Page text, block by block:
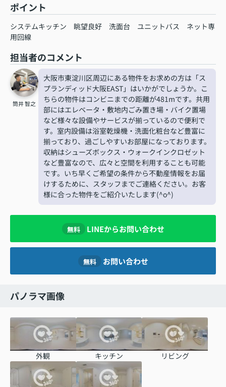
ポイント
システムキッチン 眺望良好 洗面台 ユニットバス
ネット専
用回線
担当者のコメント
筒井 智之
大阪市東淀川区周辺にある物件をお求めの方は「ス
プランディッド大阪EAST」はいかがでしょうか。こ
ちらの物件はコンビニまでの距離が481mです。共用
部にはエレベータ・敷地内ごみ置き場・バイク置場
など様々な設備やサービスが揃っているので便利で
す。室内設備は浴室乾燥機・洗面化粧台など豊富に
揃っており、過ごしやすいお部屋になっております。
収納はシューズボックス・ウォークインクロゼット
など豊富なので、広々と空間を利用することも可能
です。いち早くご希望の条件から不動産情報をお届
けするために、スタッフまでご連絡ください。お客
様に合った物件をご紹介いたします(^o^)
無料 LINEからお問い合わせ
無料 お問い合わせ
パノラマ画像
外観 キッチン リビング